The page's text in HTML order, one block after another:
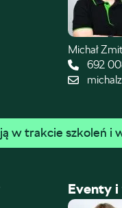
Michał
692
w trakcie szkoleń i
Eventy